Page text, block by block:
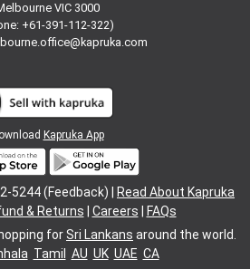
VIC 3000
+61-391-112-322)
Kapruka App
5244 (Feedback) |
Read About Kapruka
& Returns Careers
FAQs
forSri Lankans around the world.
Tamil AU UK UAE CA